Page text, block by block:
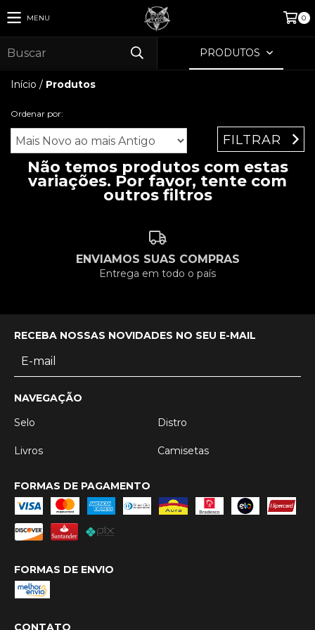
MENU 0
PRODUTOS
Início / Produtos
Ordenar por:
FILTRAR
Não temos produtos com estas
variações. Por favor, tente com
outros filtros
ENVIAMOS SUAS COMPRAS
Entrega em todo o país
RECEBA NOSSAS NOVIDADES NO SEU E-MAIL
NAVEGAÇÃO
Selo
Distro
Livros Camisetas
FORMAS DE PAGAMENTO
FORMAS DE ENVIO
CONTATO